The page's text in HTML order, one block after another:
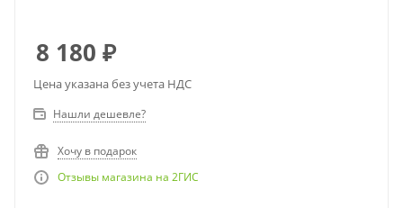
8 180 ₽
Цена указана без учета НДС
Нашли дешевле?
Хочу в подарок
Отзывы магазина на 2ГИС